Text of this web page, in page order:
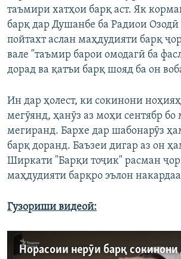
таъмири хатҳои барқ аст. Як
барқ дар Душанбе ба Радиои Озодӣ
пойтахт аслан маҳдудияти барқ
вале "таъмир барои омодагӣ ба
дорад ва қатъи барқ шояд ба он
Ин дар ҳолест, ки сокинони
мегӯянд, ҳанӯз аз моҳи сентябр бо
мегиранд. Бархе дар шабонарӯз
барқ доранд. Баъзеи дигар аз он
Ширкати "Барқи тоҷик" расман
маҳдудияти барқро эълон
Гузориши видеоӣ: